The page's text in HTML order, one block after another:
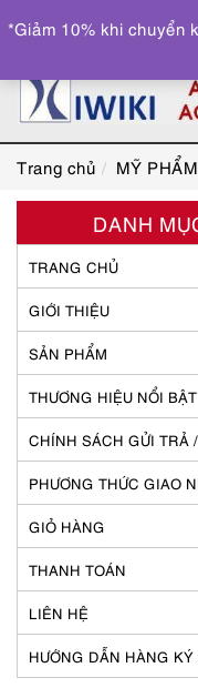
Trang chủ MỸ PHẨM
DANH
TRANG CHỦ
GIỚI THIỆU
SẢN PHẨM
THƯƠNG HIỆU NỔI BẬT
CHÍNH SÁCH GỬI TRẢ
PHƯƠNG THỨC GIAO
GIỎ HÀNG
THANH TOÁN
LIÊN HỆ
HƯỚNG DẪN HÀNG KÝ
*Giảm 10% khi chuyển